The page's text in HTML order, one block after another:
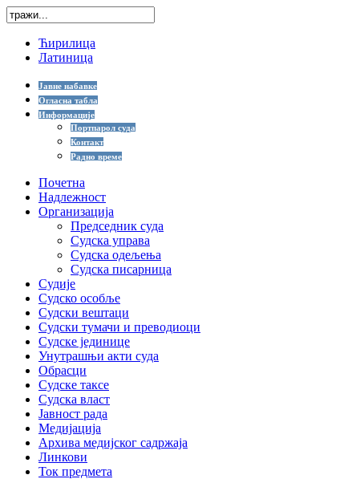
Ћирилица
Латиница
Јавне набавке
Огласна табла
Информације
Портпарол суда
Контакт
Радно време
Почетна
Надлежност
Организација
Председник суда
Судска управа
Судска одељења
Судска писарница
Судије
Судско особље
Судски вештаци
Судски тумачи и преводиоци
Судске јединице
Унутрашњи акти суда
Обрасци
Судске таксе
Судска власт
Јавност рада
Медијација
Архива медијског садржаја
Линкови
Ток предмета